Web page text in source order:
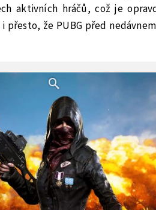
aktivních hráčů, což je
že PUBG před